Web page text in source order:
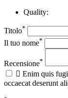
Quality:
Titolo*
Il tuo nome*
Recensione*
 Enim quis
occaecat deserunt